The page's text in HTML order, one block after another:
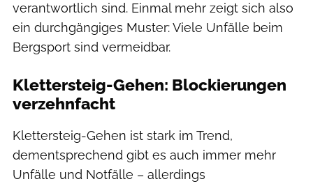
verantwortlich sind. Einmal mehr zeigt sich also
ein durchgängiges Muster: Viele Unfälle beim
Bergsport sind vermeidbar.
Klettersteig-Gehen: Blockierungen
verzehnfacht
Klettersteig-Gehen ist stark im Trend,
dementsprechend gibt es auch immer mehr
Unfälle und Notfälle – allerdings